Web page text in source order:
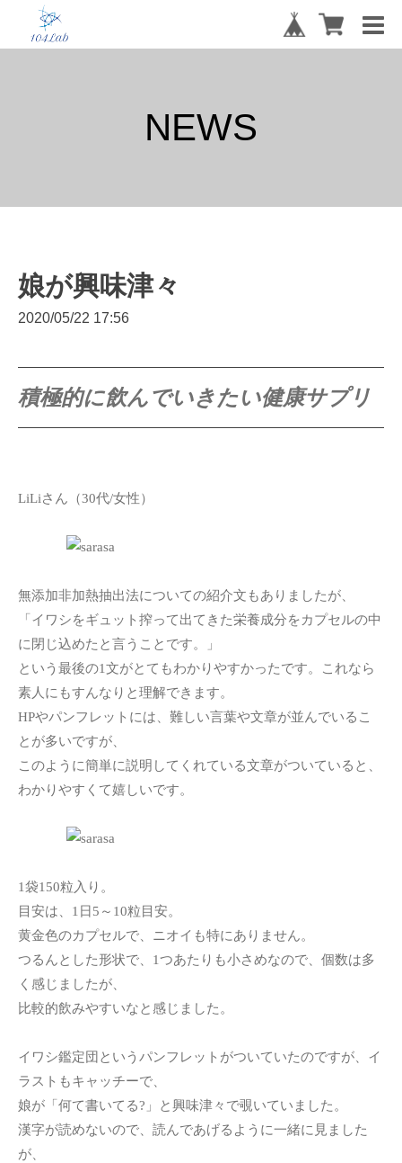
NEWS
娘が興味津々
2020/05/22 17:56
積極的に飲んでいきたい健康サプリ
LiLiさん（30代/女性）
無添加非加熱抽出法についての紹介文もありましたが、
「イワシをギュット搾って出てきた栄養成分をカプセルの中
に閉じ込めたと言うことです。」
という最後の1文がとてもわかりやすかったです。これなら
素人にもすんなりと理解できます。
HPやパンフレットには、難しい言葉や文章が並んでいるこ
とが多いですが、
このように簡単に説明してくれている文章がついていると、
わかりやすくて嬉しいです。
1袋150粒入り。
目安は、1日5～10粒目安。
黄金色のカプセルで、ニオイも特にありません。
つるんとした形状で、1つあたりも小さめなので、個数は多
く感じましたが、
比較的飲みやすいなと感じました。
イワシ鑑定団というパンフレットがついていたのですが、イ
ラストもキャッチーで、
娘が「何て書いてる?」と興味津々で覗いていました。
漢字が読めないので、読んであげるように一緒に見ました
が、